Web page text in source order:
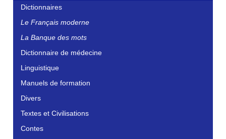
Dictionnaires
Le Français moderne
La Banque des mots
Dictionnaire de médecine
Linguistique
Manuels de formation
Divers
Textes et Civilisations
Contes